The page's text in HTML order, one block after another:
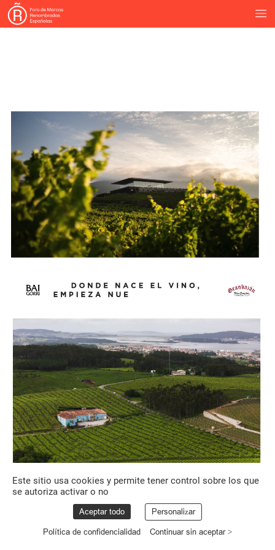
Este sitio usa cookies y permite tener control sobre los que
se autoriza activar o no
Aceptar todo Personalizar
Política de confidencialidad Continuar sin aceptar >